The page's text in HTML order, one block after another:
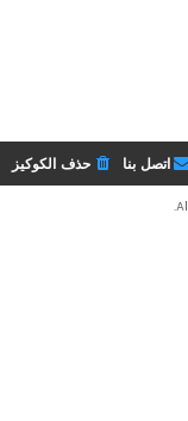
حذف الكوكيز اتصل بنا